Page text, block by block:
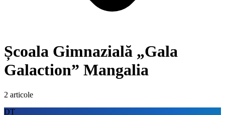
Școala Gimnazială „Gala
Galaction” Mangalia
2 articole
DT